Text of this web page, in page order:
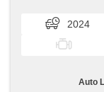
2024
Auto